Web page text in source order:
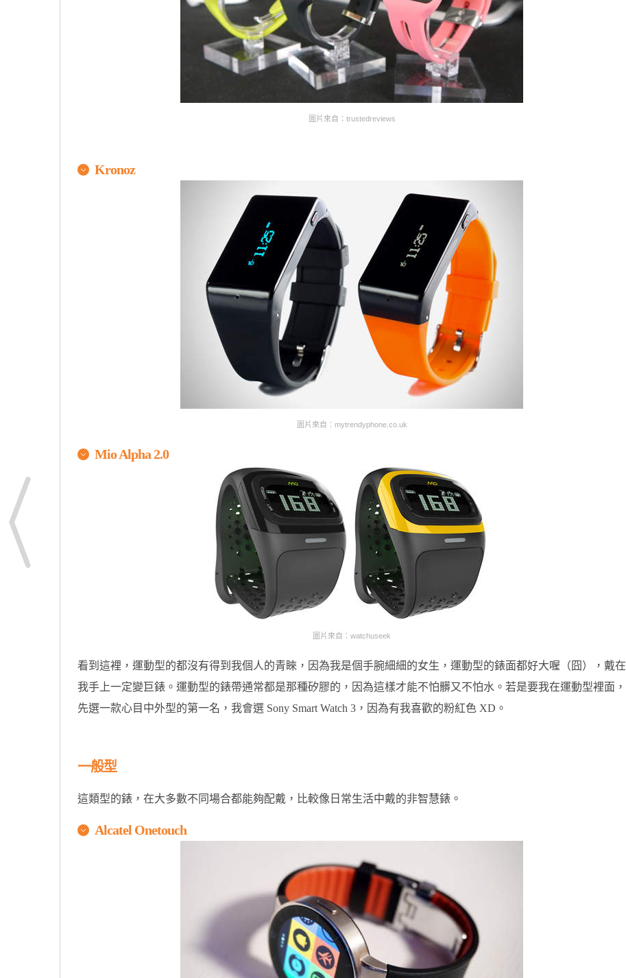
圖片來自：trustedreviews
Kronoz
圖片來自：mytrendyphone.co.uk
Mio Alpha 2.0
圖片來自：watchuseek
看到這裡，運動型的都沒有得到我個人的青睞，因為我是個手腕細細的女生，運動型的錶面都好大喔（囧），戴在
我手上一定變巨錶。運動型的錶帶通常都是那種矽膠的，因為這樣才能不怕髒又不怕水。若是要我在運動型裡面，
先選一款心目中外型的第一名，我會選 Sony Smart Watch 3，因為有我喜歡的粉紅色 XD。
一般型
這類型的錶，在大多數不同場合都能夠配戴，比較像日常生活中戴的非智慧錶。
Alcatel Onetouch